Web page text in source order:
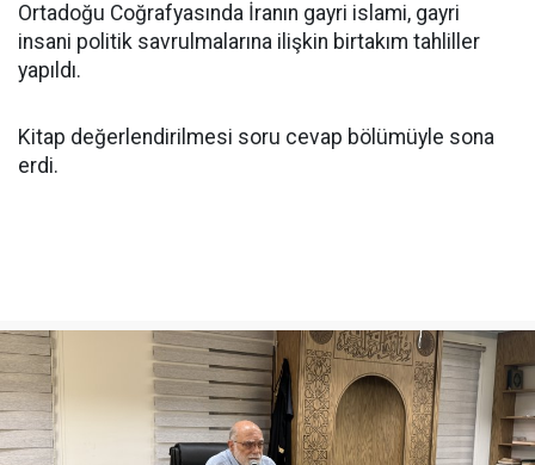
Ortadoğu Coğrafyasında İranın gayri islami, gayri
insani politik savrulmalarına ilişkin birtakım tahliller
yapıldı.
Kitap değerlendirilmesi soru cevap bölümüyle sona
erdi.